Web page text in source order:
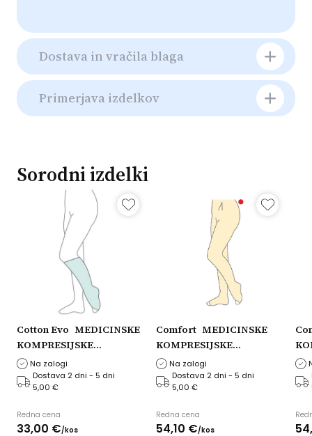
Dostava in vračila blaga
Primerjava izdelkov
Sorodni izdelki
Cotton Evo MEDICINSKE
KOMPRESIJSKE
DOKOLENKE AD X62
Dolžina nogavice: Dolge,
Obseg nogavice: XL
kompresije: 1. razred
Na zalogi
Dostava 2 dni - 5 dni
5,00 €
Redna cena
33,00 €/ kos
Comfort MEDICINSKE
KOMPRESIJSKE
NOGAVICE HLAČNE A-T
X42 Dolžina nogavice:
Dolge, Model: Odprti prsti,
maksimalen, Razred
Na zalogi
Dostava 2 dni - 5 dni
5,00 €
Redna cena
54,10 €/ kos 54,